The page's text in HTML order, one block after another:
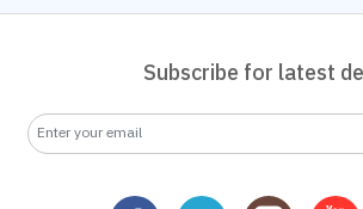
Subscribe for latest